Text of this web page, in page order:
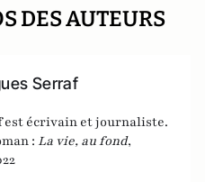
DES AUTEURS
Serraf
est écrivain et journaliste.
: La vie, au fond,